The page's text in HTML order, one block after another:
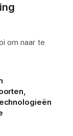
om naar te